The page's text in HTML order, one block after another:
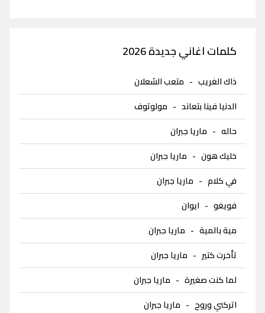
كلمات اغاني جديدة 2026
ذاك الغريب - متعب الشعلان
الدنيا فينا بتعاند - مولوتوف
حاله - ماريا جبران
خليك هون - ماريا جبران
في كلام - ماريا جبران
فويغو - ايوان
مية بالمية - ماريا جبران
تأخرت كتير - ماريا جبران
لما كنت صغيرة - ماريا جبران
اتركني وروح - ماريا جبران